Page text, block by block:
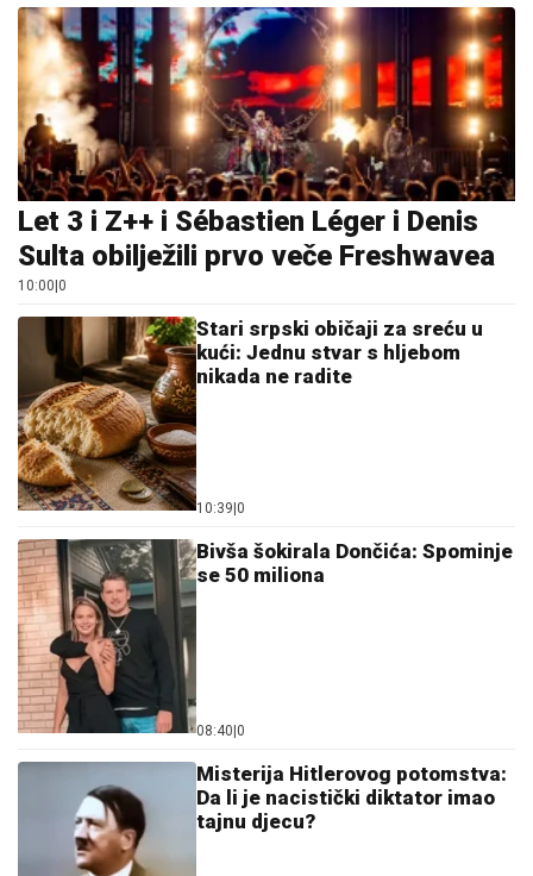
Let 3 i Z++ i Sébastien Léger i Denis
Sulta obilježili prvo veče Freshwavea
10:00 0
Stari srpski običaji za sreću u
kući: Jednu stvar s hljebom
nikada ne radite
10:39 0
Bivša šokirala Dončića: Spominje
se 50 miliona
08:40 0
Misterija Hitlerovog potomstva:
Da li je nacistički diktator imao
tajnu djecu?